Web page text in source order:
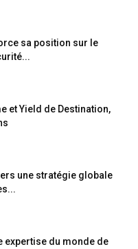
sa position sur le
et Yield de Destination,
une stratégie globale
expertise du monde de